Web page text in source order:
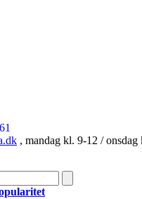
, mandag kl. 9-12 / onsdag